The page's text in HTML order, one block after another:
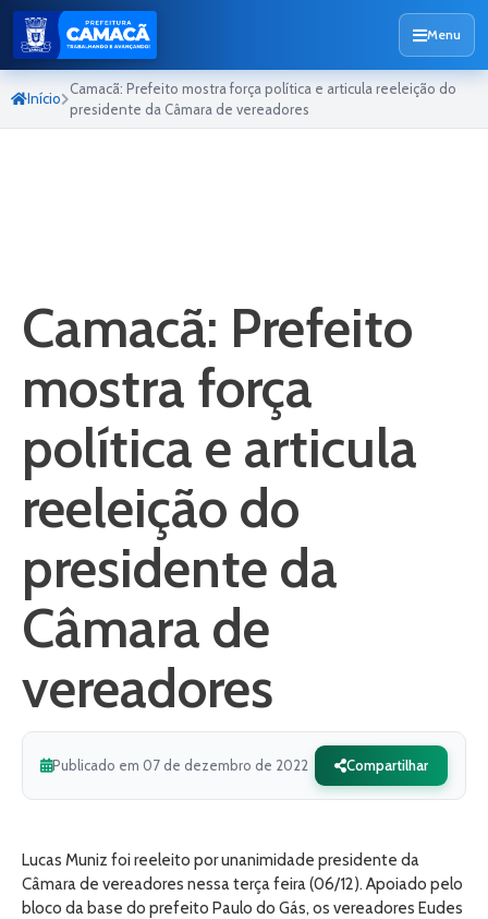
Menu
Início
Camacã: Prefeito mostra força política e articula reeleição do
presidente da Câmara de vereadores
Camacã: Prefeito
mostra força
política e articula
reeleição do
presidente da
Câmara de
vereadores
Publicado em 07 de dezembro de 2022 Compartilhar
Lucas Muniz foi reeleito por unanimidade presidente da
Câmara de vereadores nessa terça feira (06/12). Apoiado pelo
bloco da base do prefeito Paulo do Gás, os vereadores Eudes